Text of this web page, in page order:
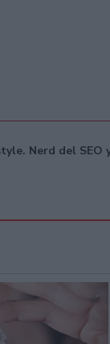
Nerd del SEO